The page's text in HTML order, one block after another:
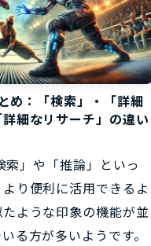
め：「検索」・「詳細
細なリサーチ」の違い
」や「推論」といっ
り便利に活用できるよ
ような印象の機能が並
る方が多いようです。